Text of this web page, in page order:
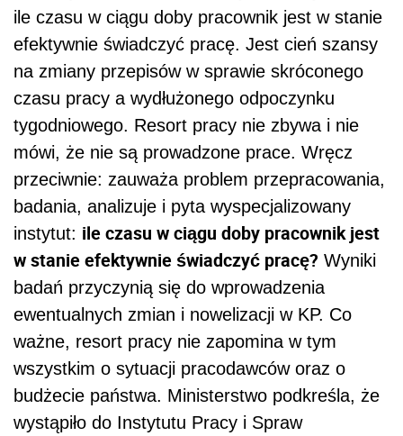
ile czasu w ciągu doby pracownik jest w stanie
efektywnie świadczyć pracę. Jest cień szansy
na zmiany przepisów w sprawie skróconego
czasu pracy a wydłużonego odpoczynku
tygodniowego. Resort pracy nie zbywa i nie
mówi, że nie są prowadzone prace. Wręcz
przeciwnie: zauważa problem przepracowania,
badania, analizuje i pyta wyspecjalizowany
instytut: ile czasu w ciągu doby pracownik jest
w stanie efektywnie świadczyć pracę? Wyniki
badań przyczynią się do wprowadzenia
ewentualnych zmian i nowelizacji w KP. Co
ważne, resort pracy nie zapomina w tym
wszystkim o sytuacji pracodawców oraz o
budżecie państwa. Ministerstwo podkreśla, że
wystąpiło do Instytutu Pracy i Spraw